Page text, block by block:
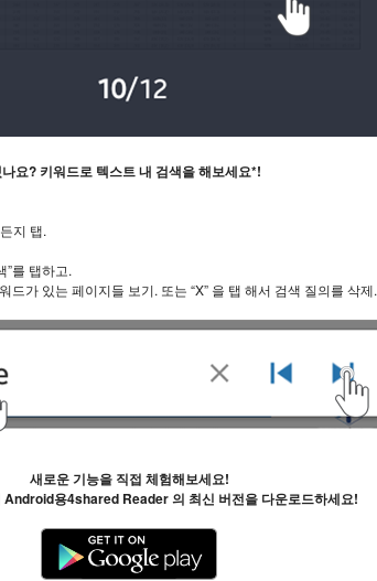
요? 키워드로 텍스트 내 검색을 해보세요*!
지 탭.
”를 탭하고.
드가 있는 페이지들 보기. 또는 “X” 을 탭 해서 검색 질의를 삭제.
새로운 기능을 직접 체험해보세요!
용4shared Reader 의 최신 버전을 다운로드하세요!